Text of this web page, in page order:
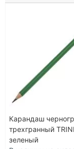
Карандаш
трехгранный
зеленый